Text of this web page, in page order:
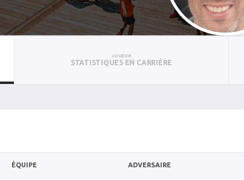
JOUEUR
STATISTIQUES EN CARRIÈRE
ÉQUIPE ADVERSAIRE